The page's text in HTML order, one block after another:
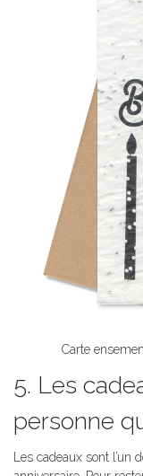
Carte
5. Les
personne
Les cadeaux sont l’un